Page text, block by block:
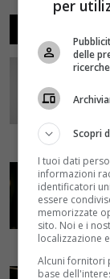
per
delle
Scopri
I tuoi dati
informazioni
identificatori
essere
memorizzate
sito. Noi e i
localizzazione
Alcuni fornitori
base